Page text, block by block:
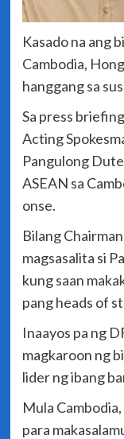
Kasado na ang
Cambodia,
hanggang sa
Sa press
Acting
Pangulong
ASEAN sa
onse.
Bilang
magsasalita si
kung saan
pang heads of
Inaayos pa ng
magkaroon ng
lider ng ibang
Mula
para